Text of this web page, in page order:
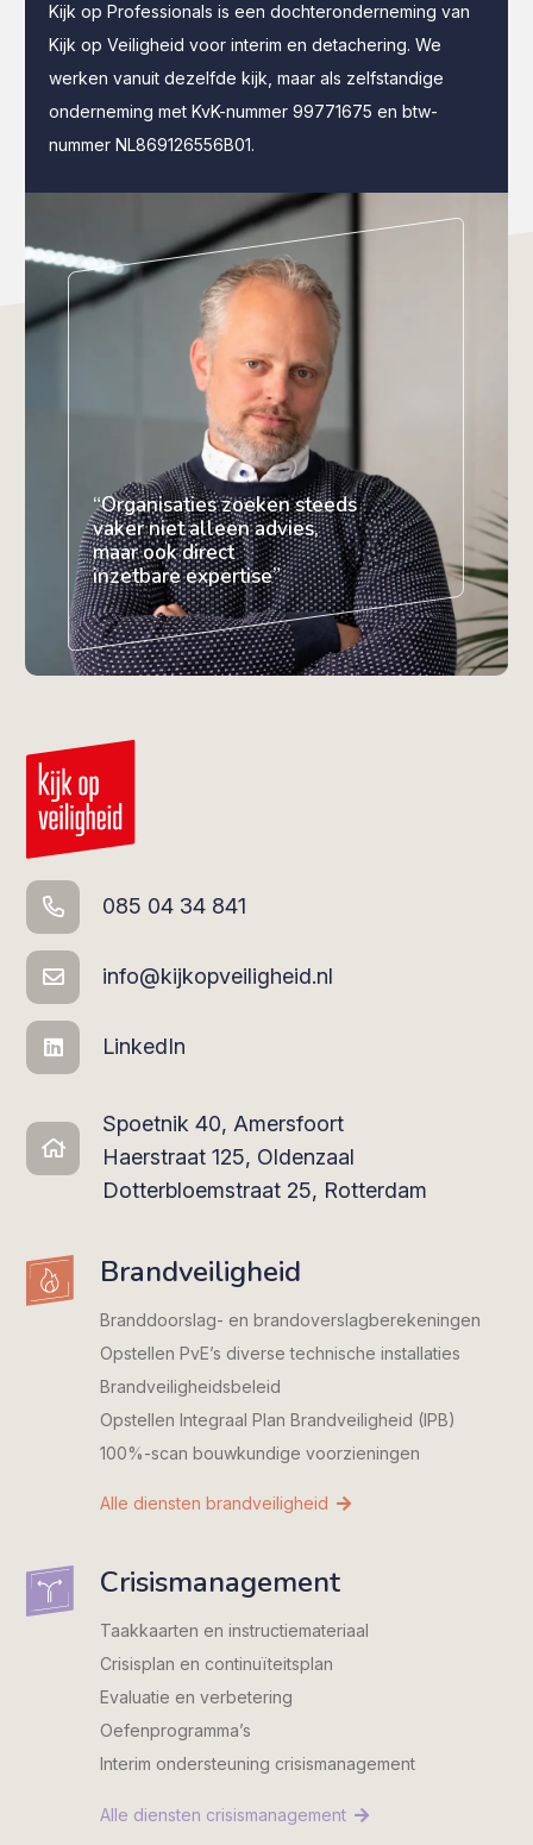
Kijk op Professionals is een dochteronderneming van
Kijk op Veiligheid voor interim en detachering. We
werken vanuit dezelfde kijk, maar als zelfstandige
onderneming met KvK-nummer 99771675 en btw-
nummer NL869126556B01.
“Organisaties zoeken steeds
vaker niet alleen advies,
maar ook direct
inzetbare expertise”
085 04 34 841
info@kijkopveiligheid.nl
LinkedIn
Spoetnik 40, Amersfoort
Haerstraat 125, Oldenzaal
Dotterbloemstraat 25, Rotterdam
Brandveiligheid
Branddoorslag- en brandoverslag­berekeningen
Opstellen PvE’s diverse technische installaties
Brandveiligheidsbeleid
Opstellen Integraal Plan Brandveiligheid (IPB)
100%-scan bouwkundige voorzieningen
Alle diensten brandveiligheid
Crisismanagement
Taakkaarten en instructiemateriaal
Crisisplan en continuïteitsplan
Evaluatie en verbetering
Oefenprogramma’s
Interim ondersteuning crisismanagement
Alle diensten crisismanagement